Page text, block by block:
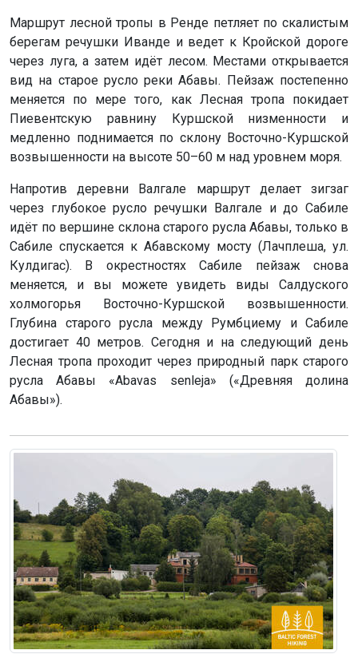
Маршрут лесной тропы в Ренде петляет по скалистым
берегам речушки Иванде и ведет к Кройской дороге
через луга, а затем идёт лесом. Местами открывается
вид на старое русло реки Абавы. Пейзаж постепенно
меняется по мере того, как Лесная тропа покидает
Пиевентскую равнину Куршской низменности и
медленно поднимается по склону Восточно-Куршской
возвышенности на высоте 50–60 м над уровнем моря.
Напротив деревни Валгале маршрут делает зигзаг
через глубокое русло речушки Валгале и до Сабиле
идёт по вершине склона старого русла Абавы, только в
Сабиле спускается к Абавскому мосту (Лачплеша, ул.
Кулдигас). В окрестностях Сабиле пейзаж снова
меняется, и вы можете увидеть виды Салдуского
холмогорья Восточно-Куршской возвышенности.
Глубина старого русла между Румбциему и Сабиле
достигает 40 метров. Сегодня и на следующий день
Лесная тропа проходит через природный парк старого
русла Абавы «Abavas senleja» («Древняя долина
Абавы»).